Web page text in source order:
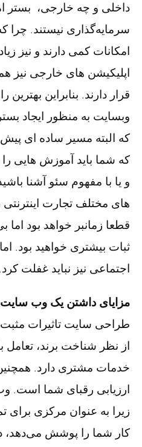
داخلی و چه خارجی، بستر
سرمایه‌گذاری نیستند. چرا
امکانات کمی دارند و نیز
اپلیکیشن های خارجی نیز
قرار دارند. بنابراین بهترین
وبسایت به منظور ایجاد
که البته مسیر ساده ای
که شما باید آموزش هایی
و یا با مفهوم سئو آشنا
های مختلف تجارت اینترنتی
قطعا زمانبر خواهد بود اما
ثبات بیشتری خواهید بود.
اجتماعی نیز نباید غفلت کرد.
مزایای داشتن یک وب سایت
طراحی سایت تاثیرات
از نظر شناخت برند، تعامل
خدمات مشتری دارد.
ارزیابی رقبای شما است.
زیرا به عنوان مرکزی
کار شما را پوشش می‌دهد،